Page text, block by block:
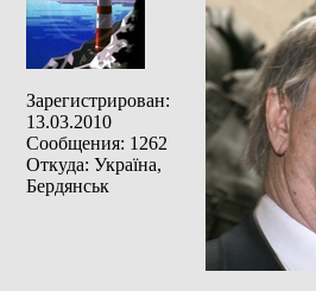
Зарегистрирован:
13.03.2010
Сообщения: 1262
Откуда: Україна,
Бердянськ